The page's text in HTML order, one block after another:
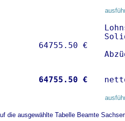
64755.50 €
die ausgewählte Tabelle Beamte